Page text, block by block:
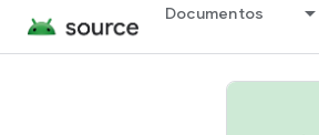
Documentos